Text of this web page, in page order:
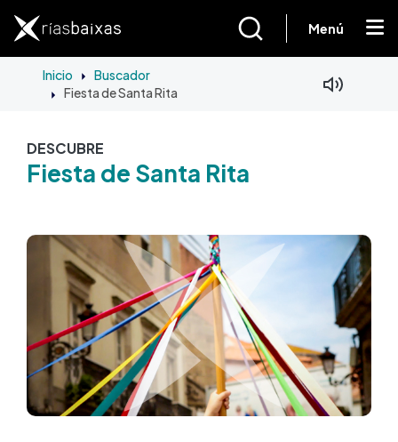
Menú
Inicio Buscador
Fiesta de Santa Rita
DESCUBRE
Fiesta de Santa Rita
Imagen